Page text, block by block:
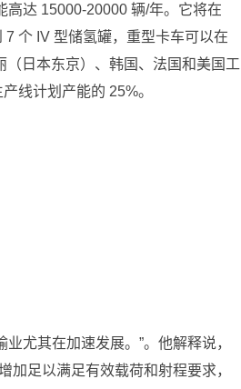
达 15000-20000 辆/年。它将在
个 IV 型储氢罐，重型卡车可以在
日本东京）、韩国、法国和美国工
线计划产能的 25%。
尤其在加速发展。”。他解释说，
加足以满足有效载荷和射程要求，